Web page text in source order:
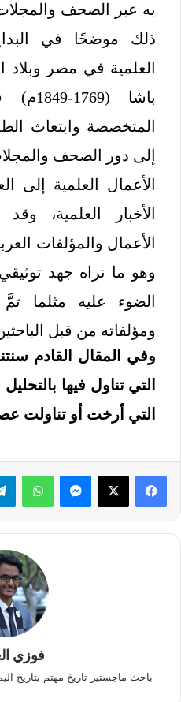
به عبر الصحف
ذلك موضحًا في
العلمية في مصر
باشا
المتخصصة وابتعاث
إلى دور الصحف
الأعمال العلمية إلى
الأخبار العلمية،
الأعمال والمؤلفات
وهو ما نراه جهد
الضوء عليه مثلما
ومؤلفاته من قبل
وفي المقال القادم
التي تناول فيها
التي أرخت أو تناولت
فوزي
باحث ماجستير تاريخ مهتم بتاريخ